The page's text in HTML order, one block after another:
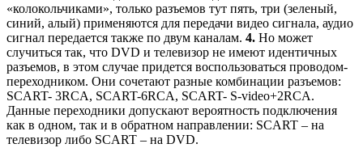
«колокольчиками», только разъемов тут пять, три (зеленый,
синий, алый) применяются для передачи видео сигнала, аудио
сигнал передается также по двум каналам. 4. Но может
случиться так, что DVD и телевизор не имеют идентичных
разъемов, в этом случае придется воспользоваться проводом-
переходником. Они сочетают разные комбинации разъемов:
SCART- 3RCA, SCART-6RCA, SCART- S-video+2RCA.
Данные переходники допускают вероятность подключения
как в одном, так и в обратном направлении: SCART – на
телевизор либо SCART – на DVD.